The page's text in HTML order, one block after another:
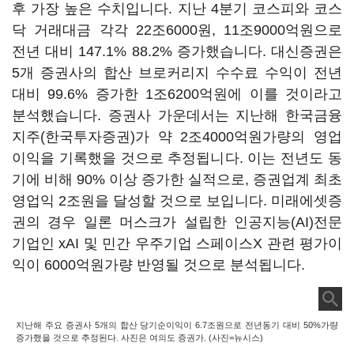
후 가장 높은 수치입니다. 지난 4분기 코스피와 코스
닥 거래대금 각각 22조6000원, 11조9000억원으로
전년 대비 147.1% 88.2% 증가했습니다. 대신증권은
5개 증권사의 합산 브로커리지 수수료 수익이 전년
대비 99.6% 증가한 1조6200억원에 이를 것이라고
분석했습니다. 증권사 가운데서는 지난해 한국금융
지주(한국투자증권)가 약 2조4000억원가량의 영업
이익을 기록했을 것으로 추정됩니다. 이는 전년도 동
기에 비해 90% 이상 증가한 실적으로, 증권업계 최초
영업익 2조원을 달성할 것으로 보입니다. 미래에셋증
권의 경우 일론 머스크가 설립한 인공지능(AI)전문
기업인 xAI 및 민간 우주기업 스페이스X 관련 평가이
익이 6000억원가량 반영될 것으로 분석됩니다.
지난해 주요 증권사 5개의 합산 당기순이익이 6.7조원으로 전년동기 대비 50%가량
증가했을 것으로 추정된다. 사진은 여의도 증권가. (사진=뉴시스)